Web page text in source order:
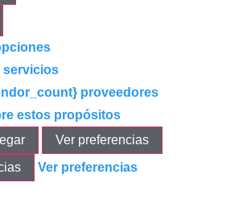
servicios
proveedores
estos propósitos
Ver preferencias
Ver preferencias